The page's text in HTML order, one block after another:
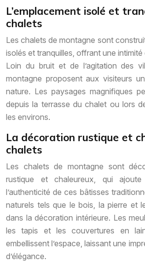
L’emplacement isolé et
chalets
Les chalets de montagne sont
isolés et tranquilles, offrant une
Loin du bruit et de l’agitation des
montagne proposent aux visiteurs
nature. Les paysages magnifiques
depuis la terrasse du chalet ou lors
les environs.
La décoration rustique et
chalets
Les chalets de montagne sont
rustique et chaleureux, qui
l’authenticité de ces bâtisses
naturels tels que le bois, la pierre et
dans la décoration intérieure. Les
les tapis et les couvertures en
embellissent l’espace, laissant une
d’élégance.